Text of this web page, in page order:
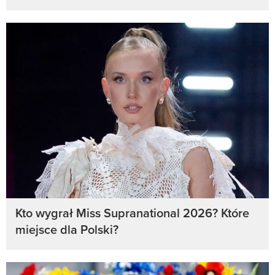
Kto wygrał Miss Supranational 2026? Które
miejsce dla Polski?